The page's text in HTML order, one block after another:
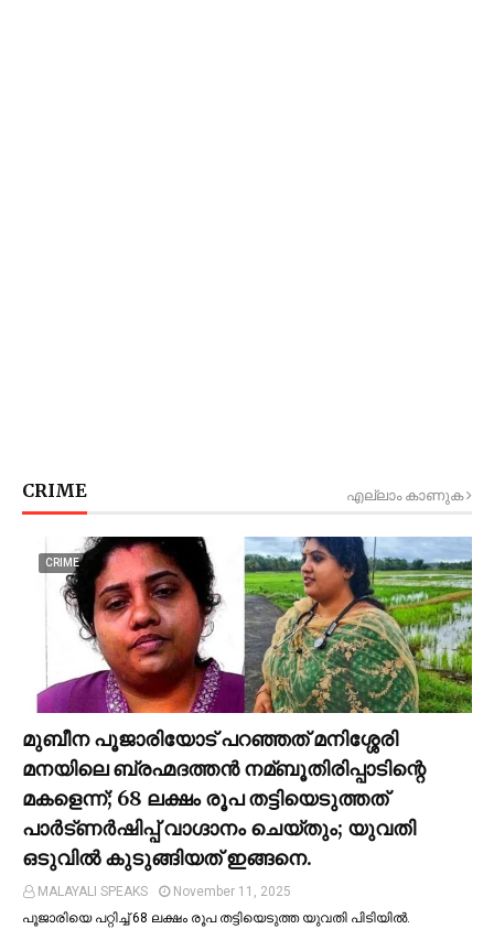
CRIME എല്ലാം കാണുക
CRIME
മുബീന പൂജാരിയോട് പറഞ്ഞത് മനിശ്ശേരി
മനയിലെ ബ്രഹ്മദത്തൻ നമ്ബൂതിരിപ്പാടിന്റെ
മകളെന്ന്; 68 ലക്ഷം രൂപ തട്ടിയെടുത്തത്
പാര്‍ട്ണര്‍ഷിപ്പ് വാഗ്ദാനം ചെയ്തും; യുവതി
ഒടുവില്‍ കുടുങ്ങിയത് ഇങ്ങനെ.
MALAYALI SPEAKS
November 11, 2025
പൂജാരിയെ പറ്റിച്ച്‌ 68 ലക്ഷം രൂപ തട്ടിയെടുത്ത യുവതി പിടിയില്‍.